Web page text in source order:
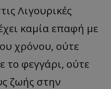
Λιγουρικές
καμία επαφή με
χρόνου, ούτε
το φεγγάρι, ούτε
ζωής στην